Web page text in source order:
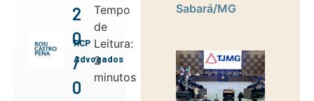
RCP
Advogados
2
0
/
0
Tempo
de
Leitura:
2
minutos
Sabará/MG